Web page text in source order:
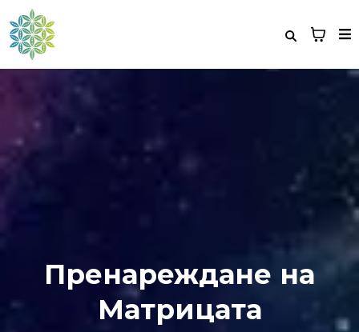
Пренареждане на
Матрицата